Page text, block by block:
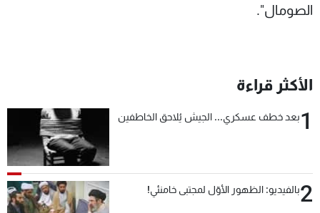
الصومال".
الأكثر قراءة
1بعد خطف عسكري... الجيش يُلاحق الخاطفين
2بالفيديو: الظهور الأوّل لمجتبى خامنئي!